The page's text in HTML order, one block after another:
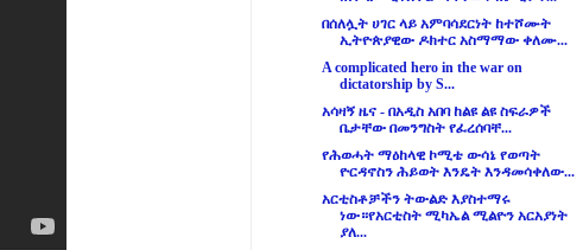
በሰለሏት ሀገር ላይ አምባሳደርነት ከተሾሙት
ኢትዮጵያዊው ዶክተር አስማማው ቀለሙ...
A complicated hero in the war on
dictatorship by S...
አሳዛኝ ዜና - በአዲስ አበባ ከልዩ ልዩ ስፍራዎች
ቤታቸው በመንግስት የፈረሰባቸ...
የሕወሓት ማዕከላዊ ኮሚቴ ውሳኔ የወጣት
ዮርዳኖስን ሕይወት እንዴት እንዳመሳቀለው...
አርቲስቶቻችን ትውልድ እያስተማሩ
ነው።የአርቲስት ሚካኤል ሚልዮን አርአያነት
ያለ...